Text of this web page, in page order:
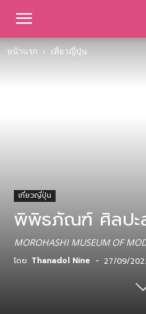
หน้าแรก เที่ยวญี่ปุ่น
เที่ยวญี่ปุ่น
พิพิธภัณฑ์ ศิลปะส
MOROHASHI MUSEUM OF
โดย Thanadol Nine - 27/09/